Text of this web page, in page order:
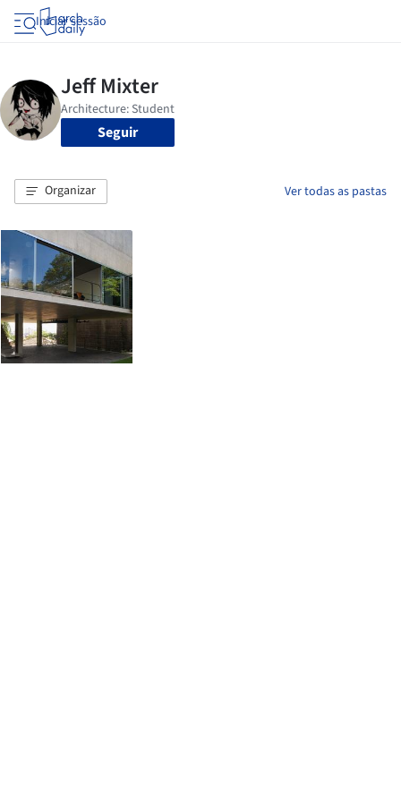
Iniciar sessão
Seguir
Organizar Ver todas as pastas